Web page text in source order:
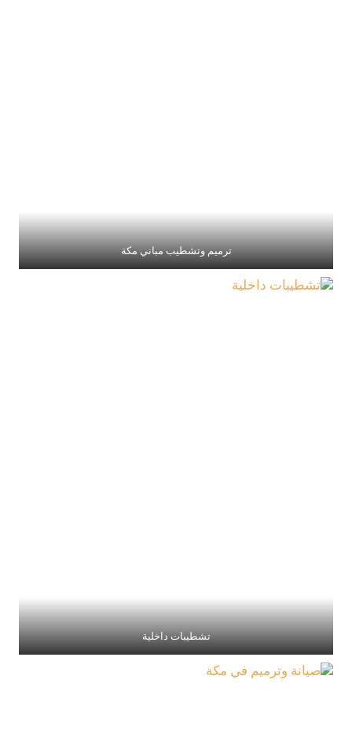
ترميم وتشطيب مباني مكة
تشطيبات داخلية